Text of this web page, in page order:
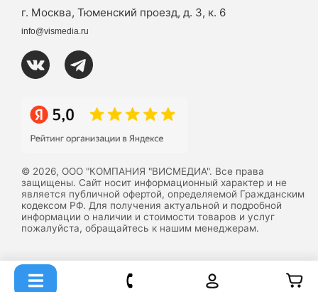
г. Москва, Тюменский проезд, д. 3, к. 6
info@vismedia.ru
© 2026, ООО "КОМПАНИЯ "ВИСМЕДИА". Все права
защищены. Сайт носит информационный характер и не
является публичной офертой, определяемой Гражданским
кодексом РФ. Для получения актуальной и подробной
информации о наличии и стоимости товаров и услуг
пожалуйста, обращайтесь к нашим менеджерам.